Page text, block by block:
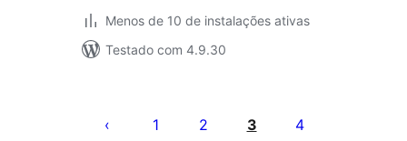
Menos de 10 de instalações ativas
Testado com 4.9.30
1 2 3 4